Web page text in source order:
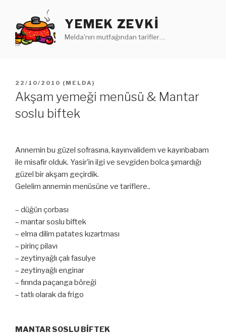
YEMEK ZEVKI
Melda'nın mutfağından tarifler…
YAYIM
TARIHI
22/10/2010 ( MELDA )
Akşam yemeği menüsü & Mantar
soslu biftek
Annemin bu güzel sofrasına, kayınvalidem ve kayınbabam
ile misafir olduk. Yasir’in ilgi ve sevgiden bolca şımardığı
güzel bir akşam geçirdik.
Gelelim annemin menüsüne ve tariflere..
– düğün çorbası
– mantar soslu biftek
– elma dilim patates kızartması
– pirinç pilavı
– zeytinyağlı çalı fasulye
– zeytinyağlı enginar
– fırında paçanga böreği
– tatlı olarak da frigo
MANTAR SOSLU BİFTEK